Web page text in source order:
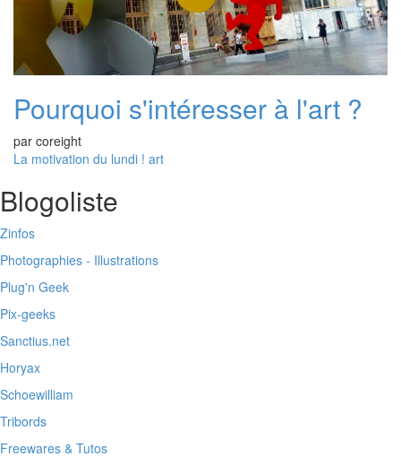
Pourquoi s'intéresser à l'art ?
par coreight
La motivation du lundi ! art
Blogoliste
Zinfos
Photographies - Illustrations
Plug'n Geek
Pix-geeks
Sanctius.net
Horyax
Schoewilliam
Tribords
Freewares & Tutos